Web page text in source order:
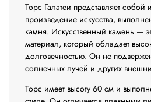
Торс Галатеи представляет
произведение искусства,
камня. Искусственный камень —
материал, который обладает
долговечностью. Он не
солнечных лучей и других
Торс имеет высоту 60 см и